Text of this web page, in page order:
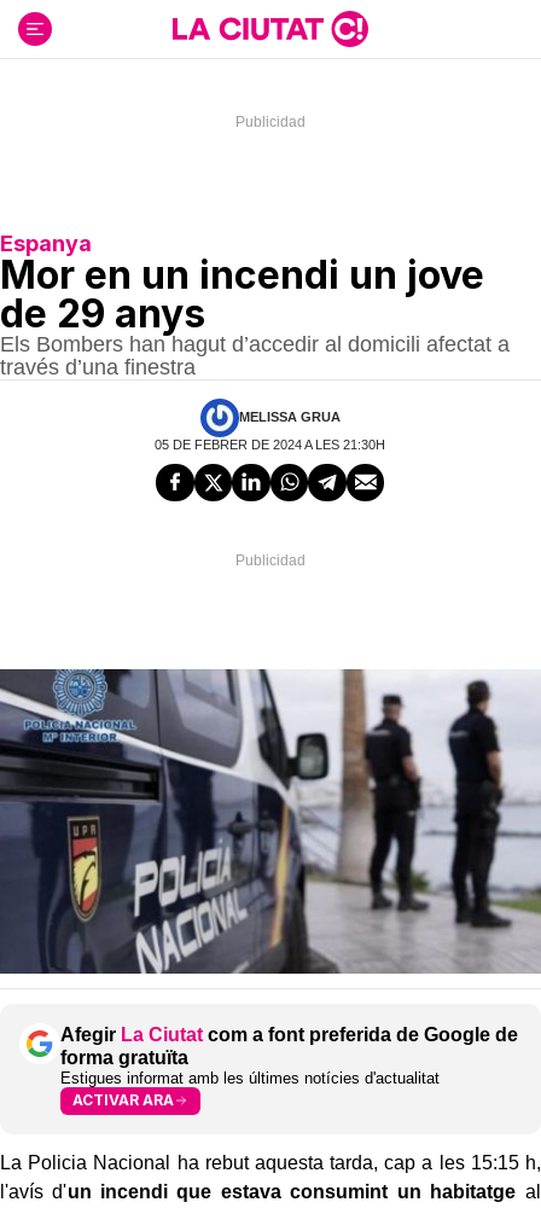
contenido
Espanya
Mor en un incendi un jove
de 29 anys
Els Bombers han hagut d’accedir al domicili afectat a
través d’una finestra
MELISSA GRUA
05 DE FEBRER DE 2024 A LES 21:30H
Afegir La Ciutat com a font preferida de Google de
forma gratuïta
Estigues informat amb les últimes notícies d'actualitat
ACTIVAR ARA
La Policia Nacional ha rebut aquesta tarda, cap a les 15:15 h,
l'avís d'un incendi que estava consumint un habitatge al